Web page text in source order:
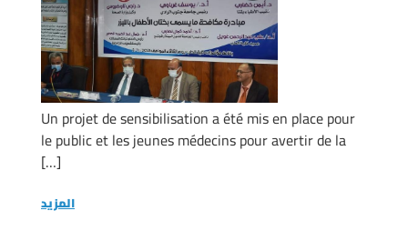
Un projet de sensibilisation a été mis en place pour
le public et les jeunes médecins pour avertir de la
[…]
المزيد